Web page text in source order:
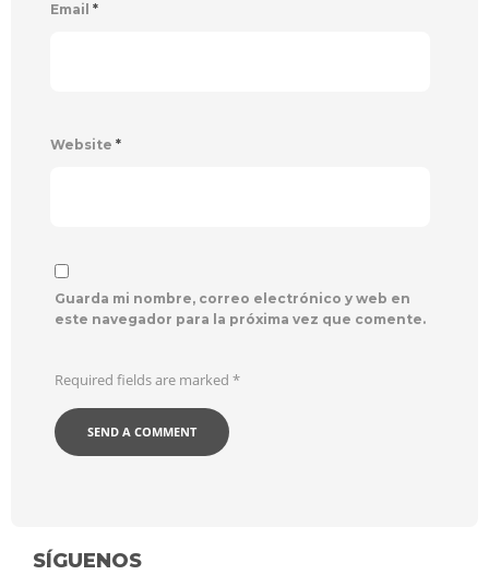
Email *
Website *
Guarda mi nombre, correo electrónico y web en
este navegador para la próxima vez que comente.
Required fields are marked *
SÍGUENOS